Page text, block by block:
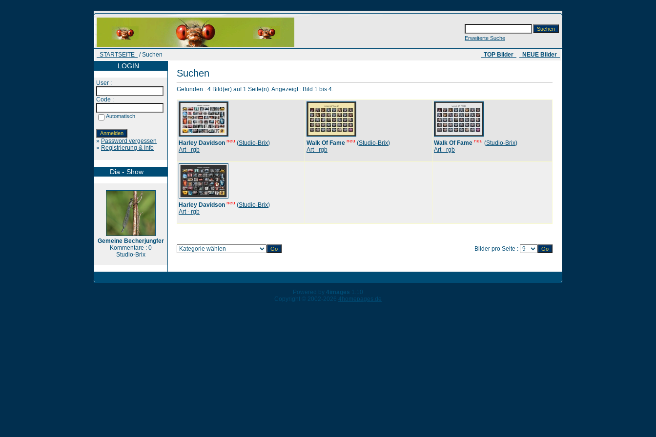
Erweiterte Suche
STARTSEITE / Suchen ​ TOP Bilder NEUE Bilder
LOGIN
User :
Code :
Automatisch
» Password vergessen
» Registrierung & Info
Dia - Show
Gemeine Becherjungfer
Kommentare : 0
Studio-Brix
Suchen
Gefunden : 4 Bild(er) auf 1 Seite(n). Angezeigt : Bild 1 bis 4.
Harley Davidson neu (Studio-Brix)
Art - rgb
Walk Of Fame neu (Studio-Brix)
Art - rgb
Walk Of Fame neu (Studio-Brix)
Art - rgb
Harley Davidson neu (Studio-Brix)
Art - rgb
Bilder pro Seite :
Powered by 4images 1.10
Copyright © 2002-2026 4homepages.de